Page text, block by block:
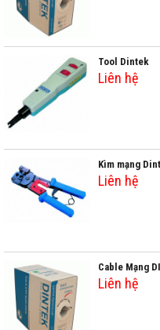
Tool Dintek
Liên hệ
Kìm mạng
Liên hệ
Cable Mạng
Liên hệ